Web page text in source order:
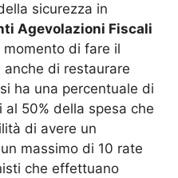
sicurezza in
Agevolazioni Fiscali
momento di fare il
di restaurare
ha una percentuale di
50% della spesa che
di avere un
massimo di 10 rate
che effettuano